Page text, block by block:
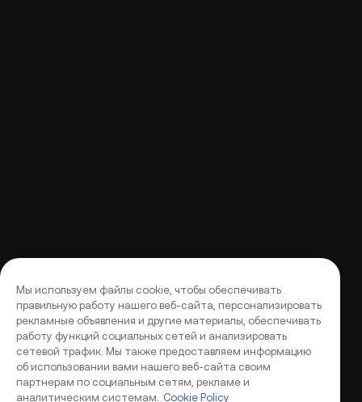
Мы используем файлы cookie, чтобы обеспечивать
правильную работу нашего веб-сайта, персонализировать
рекламные объявления и другие материалы, обеспечивать
работу функций социальных сетей и анализировать
сетевой трафик. Мы также предоставляем информацию
об использовании вами нашего веб-сайта своим
партнерам по социальным сетям, рекламе и
аналитическим системам.
Cookie Policy